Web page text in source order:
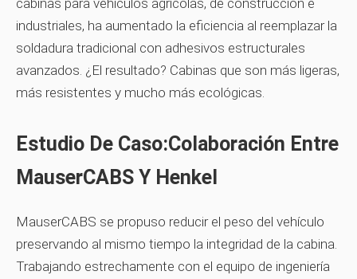
cabinas para vehículos agrícolas, de construcción e
industriales, ha aumentado la eficiencia al reemplazar la
soldadura tradicional con adhesivos estructurales
avanzados. ¿El resultado? Cabinas que son más ligeras,
más resistentes y mucho más ecológicas.
Estudio De Caso:Colaboración Entre
MauserCABS Y Henkel
MauserCABS se propuso reducir el peso del vehículo
preservando al mismo tiempo la integridad de la cabina.
Trabajando estrechamente con el equipo de ingeniería